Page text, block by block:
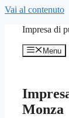
Vai al contenuto
Impresa di
Menu
Monza